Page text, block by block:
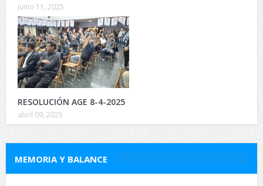
junio 11, 2025
RESOLUCIÓN AGE 8-4-2025
abril 09, 2025
MEMORIA Y BALANCE